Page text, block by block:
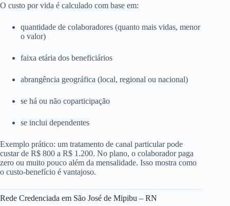
O custo por vida é calculado com base em:
quantidade de colaboradores (quanto mais vidas, menor
o valor)
faixa etária dos beneficiários
abrangência geográfica (local, regional ou nacional)
se há ou não coparticipação
se inclui dependentes
Exemplo prático: um tratamento de canal particular pode
custar de R$ 800 a R$ 1.200. No plano, o colaborador paga
zero ou muito pouco além da mensalidade. Isso mostra como
o custo-benefício é vantajoso.
Rede Credenciada em São José de Mipibu – RN